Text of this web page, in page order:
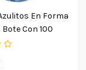
En Forma
Con 100